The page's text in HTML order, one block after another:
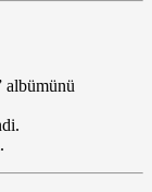
albümünü